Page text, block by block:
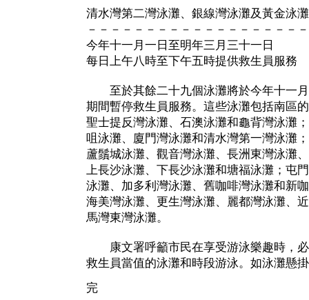
清水灣第二灣泳灘、銀線灣泳灘及黃金泳灘
－－－－－－－－－－－－－－－－－－－
今年十一月一日至明年三月三十一日
每日上午八時至下午五時提供救生員服務
至於其餘二十九個泳灘將於今年十一月
期間暫停救生員服務。這些泳灘包括南區
聖士提反灣泳灘、石澳泳灘和龜背灣泳灘
咀泳灘、廈門灣泳灘和清水灣第一灣泳灘
蘆鬚城泳灘、觀音灣泳灘、長洲東灣泳灘
上長沙泳灘、下長沙泳灘和塘福泳灘；屯
泳灘、加多利灣泳灘、舊咖啡灣泳灘和新
海美灣泳灘、更生灣泳灘、麗都灣泳灘、
馬灣東灣泳灘。
康文署呼籲市民在享受游泳樂趣時，必
救生員當值的泳灘和時段游泳。如泳灘懸
完